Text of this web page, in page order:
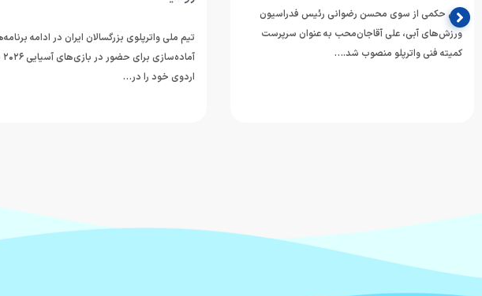
تیم ملی واترپلوی بزرگسالان ایران در ادامه برنامه‌های
دوازدهمین دوره مسابقات قهرمانی رده‌های سنی
ورزش‌های آبی آسیا، با…